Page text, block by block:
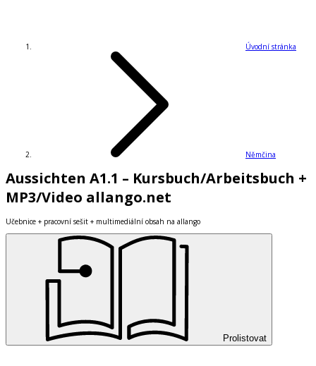
Úvodní stránka
Němčina
Aussichten A1.1 – Kursbuch/Arbeitsbuch +
MP3/Video allango.net
Učebnice + pracovní sešit + multimediální obsah na allango
Prolistovat